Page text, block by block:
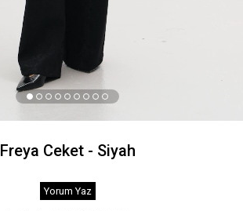
Freya Ceket - Siyah
Yorum Yaz